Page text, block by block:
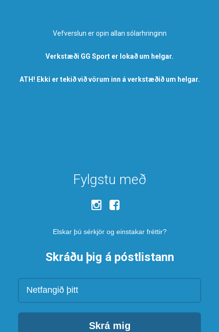
Vefverslun er opin allan sólarhringinn
Verkstæði GG Sport er lokað um helgar.
ATH! Ekki er tekið við vörum inn á verkstæðið um helgar.
Fylgstu með
Elskar þú sérkjör og einstakar fréttir?
Skráðu þig á póstlistann
Netfang
Skrá mig